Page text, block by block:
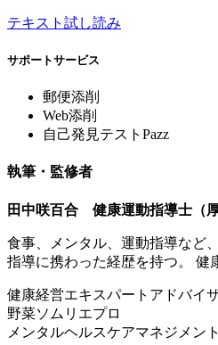
テキスト試し読み
サポートサービス
郵便添削
Web添削
自己発見テストPazz
執筆・監修者
田中咲百合 健康運動指導士（
食事、メンタル、運動指導など
指導に携わった経歴を持つ。 健
健康経営エキスパートアドバイ
野菜ソムリエプロ
メンタルヘルスケアマネジメン